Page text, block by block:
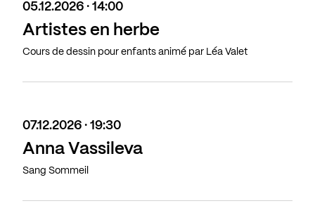
05.12.2026 · 14:00
Artistes en herbe
Cours de dessin pour enfants animé par Léa Valet
07.12.2026 · 19:30
Anna Vassileva
Sang Sommeil